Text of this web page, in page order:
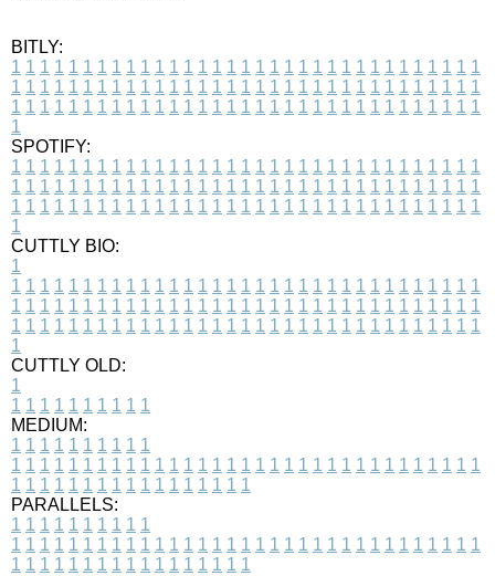
BITLY:
1 1 1 1 1 1 1 1 1 1 1 1 1 1 1 1 1 1 1 1 1 1 1 1 1 1 1 1 1 1 1 1 1
1 1 1 1 1 1 1 1 1 1 1 1 1 1 1 1 1 1 1 1 1 1 1 1 1 1 1 1 1 1 1 1 1
1 1 1 1 1 1 1 1 1 1 1 1 1 1 1 1 1 1 1 1 1 1 1 1 1 1 1 1 1 1 1 1 1
1
SPOTIFY:
1 1 1 1 1 1 1 1 1 1 1 1 1 1 1 1 1 1 1 1 1 1 1 1 1 1 1 1 1 1 1 1 1
1 1 1 1 1 1 1 1 1 1 1 1 1 1 1 1 1 1 1 1 1 1 1 1 1 1 1 1 1 1 1 1 1
1 1 1 1 1 1 1 1 1 1 1 1 1 1 1 1 1 1 1 1 1 1 1 1 1 1 1 1 1 1 1 1 1
1
CUTTLY BIO:
1
1 1 1 1 1 1 1 1 1 1 1 1 1 1 1 1 1 1 1 1 1 1 1 1 1 1 1 1 1 1 1 1 1
1 1 1 1 1 1 1 1 1 1 1 1 1 1 1 1 1 1 1 1 1 1 1 1 1 1 1 1 1 1 1 1 1
1 1 1 1 1 1 1 1 1 1 1 1 1 1 1 1 1 1 1 1 1 1 1 1 1 1 1 1 1 1 1 1 1
1
CUTTLY OLD:
1
1 1 1 1 1 1 1 1 1 1
MEDIUM:
1 1 1 1 1 1 1 1 1 1
1 1 1 1 1 1 1 1 1 1 1 1 1 1 1 1 1 1 1 1 1 1 1 1 1 1 1 1 1 1 1 1 1
1 1 1 1 1 1 1 1 1 1 1 1 1 1 1 1 1
PARALLELS:
1 1 1 1 1 1 1 1 1 1
1 1 1 1 1 1 1 1 1 1 1 1 1 1 1 1 1 1 1 1 1 1 1 1 1 1 1 1 1 1 1 1 1
1 1 1 1 1 1 1 1 1 1 1 1 1 1 1 1 1